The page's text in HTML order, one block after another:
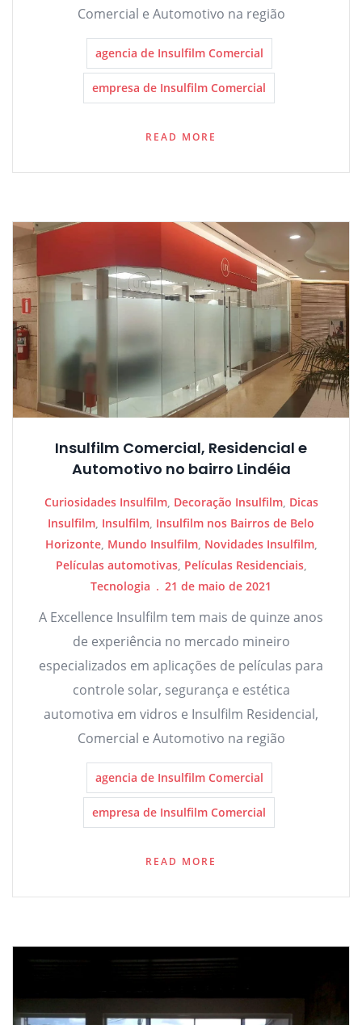
Comercial e Automotivo na região
agencia de Insulfilm Comercial
empresa de Insulfilm Comercial
READ MORE
Insulfilm Comercial, Residencial e
Automotivo no bairro Lindéia
Curiosidades Insulfilm, Decoração Insulfilm, Dicas
Insulfilm, Insulfilm, Insulfilm nos Bairros de Belo
Horizonte, Mundo Insulfilm, Novidades Insulfilm,
Películas automotivas, Películas Residenciais,
Tecnologia
21 de maio de 2021
A Excellence Insulfilm tem mais de quinze anos
de experiência no mercado mineiro
especializados em aplicações de películas para
controle solar, segurança e estética
automotiva em vidros e Insulfilm Residencial,
Comercial e Automotivo na região
agencia de Insulfilm Comercial
empresa de Insulfilm Comercial
READ MORE